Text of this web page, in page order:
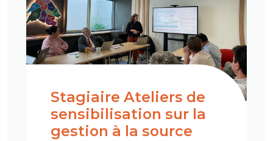
Stagiaire Ateliers de
sensibilisation sur la
gestion à la source